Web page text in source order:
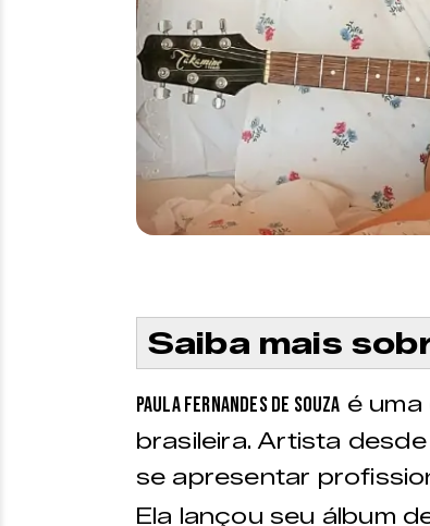
Saiba mais
Paula Fernandes de Souza é
brasileira. Artista
se apresentar
Ela lançou seu álbum